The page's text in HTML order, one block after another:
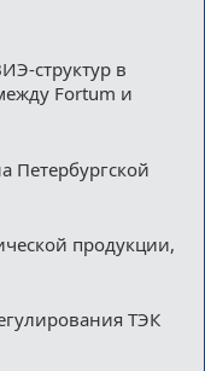
структур в
Fortum и
Петербургской
продукции,
ТЭК